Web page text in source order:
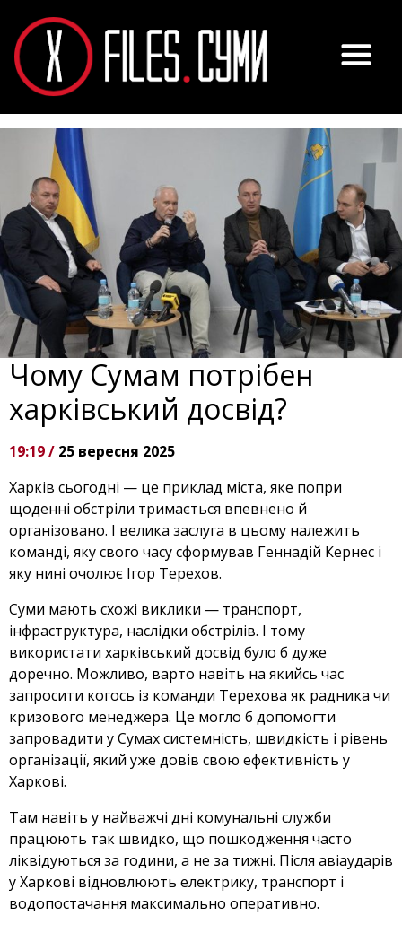
Чому Сумам потрібен
харківський досвід?
19:19 / 25 вересня 2025
Харків сьогодні — це приклад міста, яке попри
щоденні обстріли тримається впевнено й
організовано. І велика заслуга в цьому належить
команді, яку свого часу сформував Геннадій Кернес і
яку нині очолює Ігор Терехов.
Суми мають схожі виклики — транспорт,
інфраструктура, наслідки обстрілів. І тому
використати харківський досвід було б дуже
доречно. Можливо, варто навіть на якийсь час
запросити когось із команди Терехова як радника чи
кризового менеджера. Це могло б допомогти
запровадити у Сумах системність, швидкість і рівень
організації, який уже довів свою ефективність у
Харкові.
Там навіть у найважчі дні комунальні служби
працюють так швидко, що пошкодження часто
ліквідуються за години, а не за тижні. Після авіаударів
у Харкові відновлюють електрику, транспорт і
водопостачання максимально оперативно.